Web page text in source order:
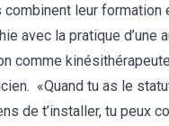
leur formation
avec la pratique d’une
comme
«Quand tu as le
de t’installer, tu peux